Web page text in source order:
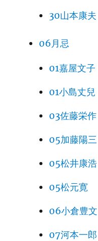
30山本康夫
06月忌
01嘉屋文子
01小島丈兒
03佐藤栄作
05加藤陽三
05松井康浩
05松元寛
06小倉豊文
07河本一郎